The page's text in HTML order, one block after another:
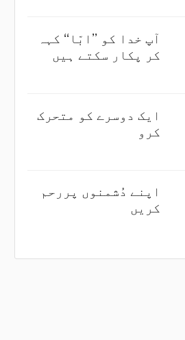
آپ خدا کو ’’ابّا‘‘ کہہ
کر پکار سکتے ہیں
ایک دوسرے کو متحرک
کرو
اپنے دُشمنوں پررحم
کریں